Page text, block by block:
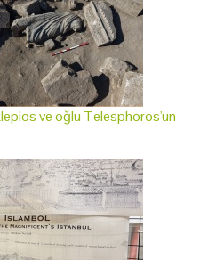
ve oğlu Telesphoros'un